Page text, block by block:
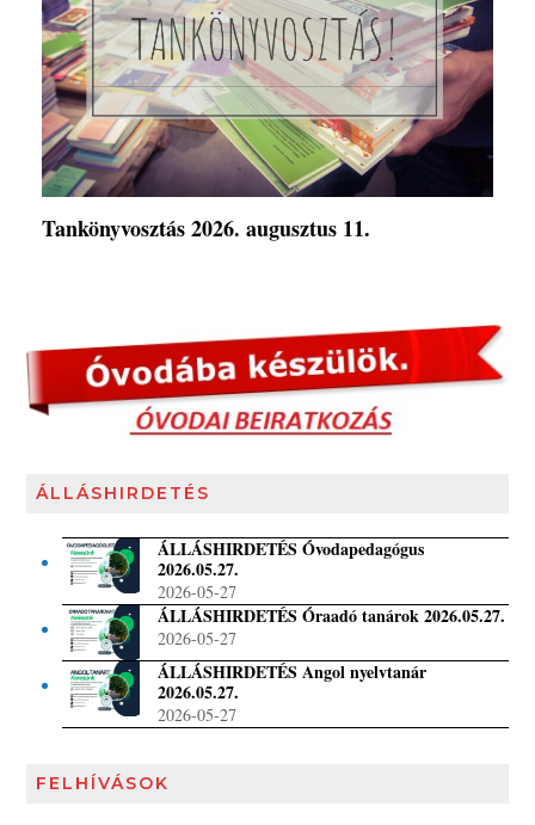
Tankönyvosztás 2026. augusztus 11.
ÁLLÁSHIRDETÉS
ÁLLÁSHIRDETÉS Óvodapedagógus
2026.05.27.
2026-05-27
ÁLLÁSHIRDETÉS Óraadó tanárok 2026.05.27.
2026-05-27
ÁLLÁSHIRDETÉS Angol nyelvtanár
2026.05.27.
2026-05-27
FELHÍVÁSOK